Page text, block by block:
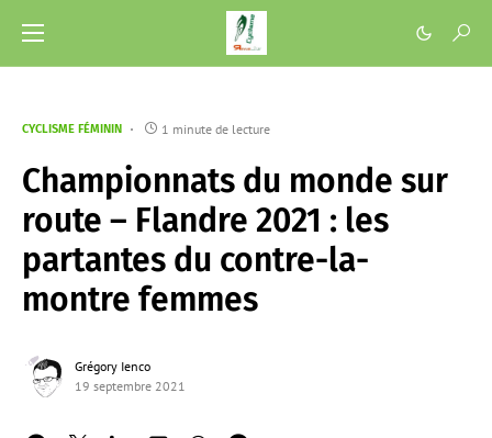
CYCLISME FÉMININ 1 minute de lecture
Championnats du monde sur
route – Flandre 2021 : les
partantes du contre-la-
montre femmes
Grégory Ienco
19 septembre 2021